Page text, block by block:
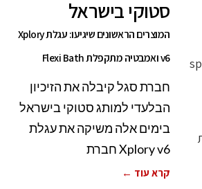
סטוקי בישראל
המוצרים הראשונים שיגיעו: עגלת Xplory
v6 ואמבטיה מתקפלת Flexi Bath
חברת סגל קיבלה את הזיכיון
הבלעדי למותג סטוקי בישראל
בימים אלה משיקה את עגלת
Xplory v6 חברת
קרא עוד ←